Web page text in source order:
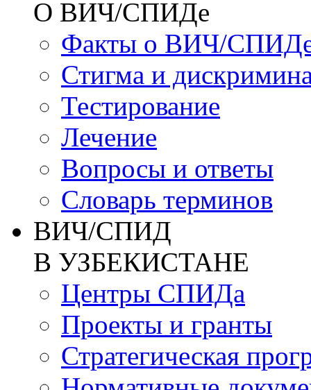
О ВИЧ/СПИДе
Факты о ВИЧ/
Стигма и
Тестирование
Лечение
Вопросы и ответы
Словарь терминов
ВИЧ/СПИД
В УЗБЕКИСТАНЕ
Центры СПИДа
Проекты и гранты
Стратегическая